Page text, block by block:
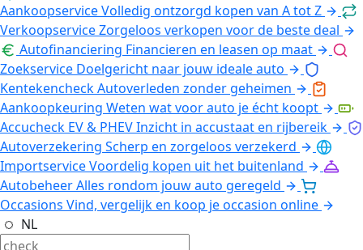
AankoopserviceVolledig ontzorgd kopen van A tot Z
VerkoopserviceZorgeloos verkopen voor de beste deal
Autofinanciering Financieren en leasen op maat
Zoekservice Doelgericht naar jouw ideale auto
KentekencheckAutoverleden zonder geheimen
Aankoopkeuring Weten wat voor auto je écht koopt
Accucheck EV & PHEVInzicht in accustaat en rijbereik
Autoverzekering Scherp en zorgeloos verzekerd
ImportserviceVoordelig kopen uit het buitenland
AutobeheerAlles rondom jouw auto geregeld
Occasions Vind, vergelijk en koop je occasion online
NL